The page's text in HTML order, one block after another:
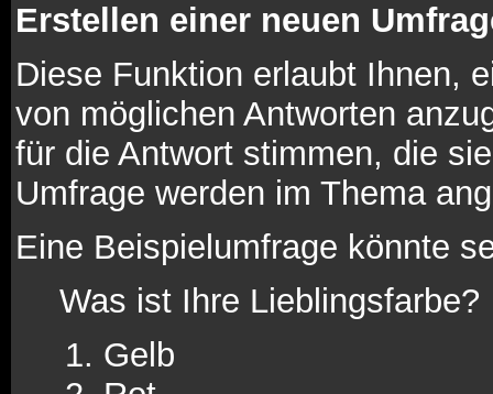
Erstellen einer neuen
Diese Funktion erlaubt Ihnen,
von möglichen Antworten
für die Antwort stimmen, die
Umfrage werden im Thema
Eine Beispielumfrage könnte
Was ist Ihre Lieblingsfarbe?
Gelb